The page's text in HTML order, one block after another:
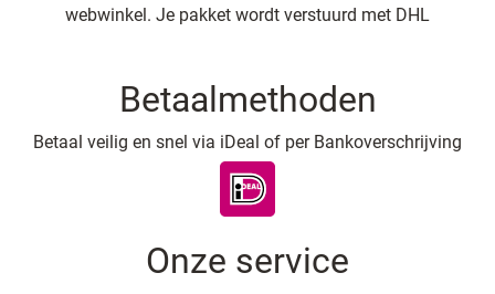
webwinkel. Je pakket wordt verstuurd met DHL
Betaalmethoden
Betaal veilig en snel via iDeal of per Bankoverschrijving
Onze service